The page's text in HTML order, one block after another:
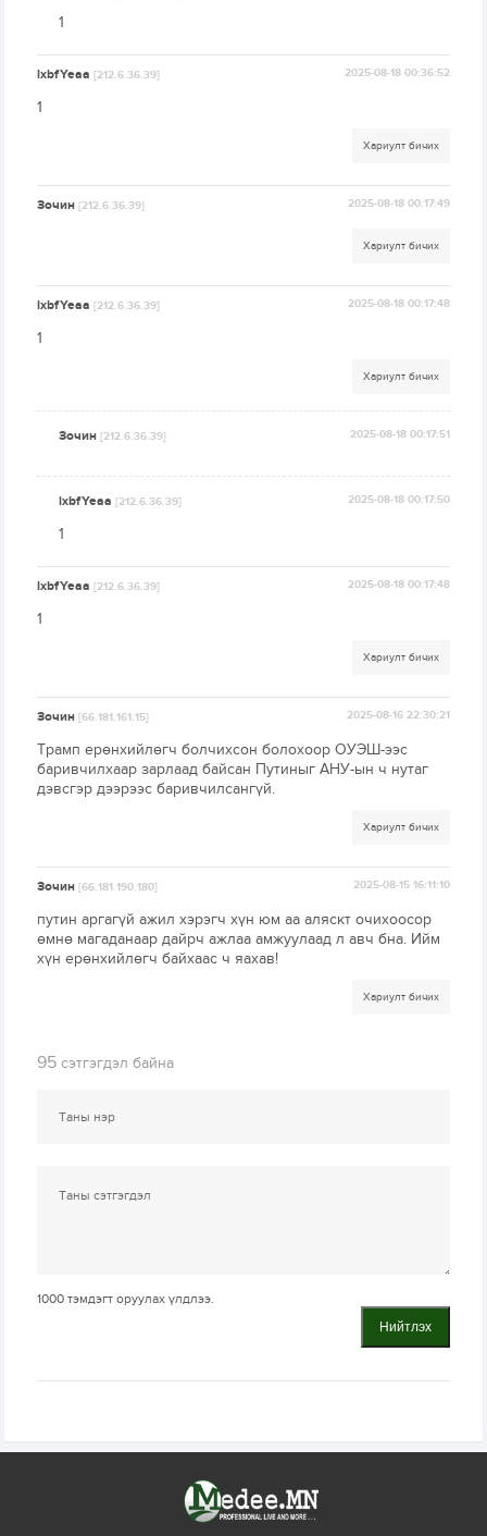
1
lxbfYeaa[212.6.36.39] 2025-08-18 00:36:52
1
Хариулт бичих
Зочин[212.6.36.39] 2025-08-18 00:17:49
Хариулт бичих
lxbfYeaa[212.6.36.39] 2025-08-18 00:17:48
1
Хариулт бичих
Зочин[212.6.36.39] 2025-08-18 00:17:51
lxbfYeaa[212.6.36.39] 2025-08-18 00:17:50
1
lxbfYeaa[212.6.36.39] 2025-08-18 00:17:48
1
Хариулт бичих
Зочин[66.181.161.15] 2025-08-16 22:30:21
Трамп ерөнхийлөгч болчихсон болохоор ОУЭШ-ээс
баривчилхаар зарлаад байсан Путиныг АНУ-ын ч нутаг
дэвсгэр дээрээс баривчилсангүй.
Хариулт бичих
Зочин[66.181.190.180] 2025-08-15 16:11:10
путин аргагүй ажил хэрэгч хүн юм аа аляскт очихоосор
өмнө магаданаар дайрч ажлаа амжуулаад л авч бна. Ийм
хүн ерөнхийлөгч байхаас ч яахав!
Хариулт бичих
95 сэтгэгдэл байна
1000 тэмдэгт оруулах үлдлээ.
Нийтлэх